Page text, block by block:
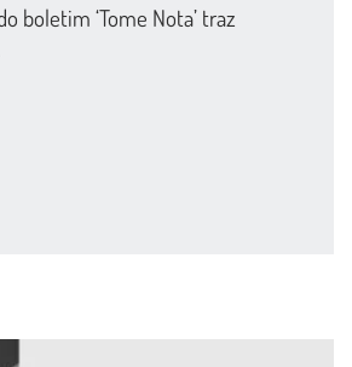
boletim ‘Tome Nota’ traz